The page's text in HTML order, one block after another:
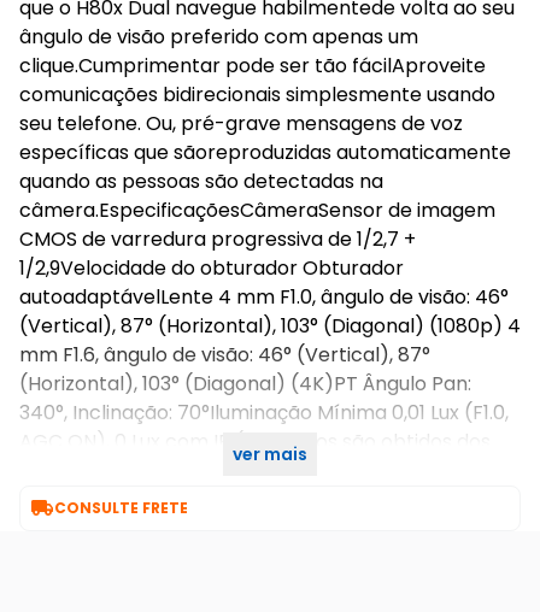
que o H80x Dual navegue habilmentede volta ao seu
ângulo de visão preferido com apenas um
clique.Cumprimentar pode ser tão fácilAproveite
comunicações bidirecionais simplesmente usando
seu telefone. Ou, pré-grave mensagens de voz
específicas que sãoreproduzidas automaticamente
quando as pessoas são detectadas na
câmera.EspecificaçõesCâmeraSensor de imagem
CMOS de varredura progressiva de 1/2,7 +
1/2,9Velocidade do obturador Obturador
autoadaptávelLente 4 mm F1.0, ângulo de visão: 46°
(Vertical), 87° (Horizontal), 103° (Diagonal) (1080p) 4
mm F1.6, ângulo de visão: 46° (Vertical), 87°
(Horizontal), 103° (Diagonal) (4K)PT Ângulo Pan:
340°, Inclinação: 70°Iluminação Mínima 0,01 Lux (F1.0,
AGC ON), 0 Lux com IR (*os dados são obtidos dos
ver mais
CONSULTE FRETE